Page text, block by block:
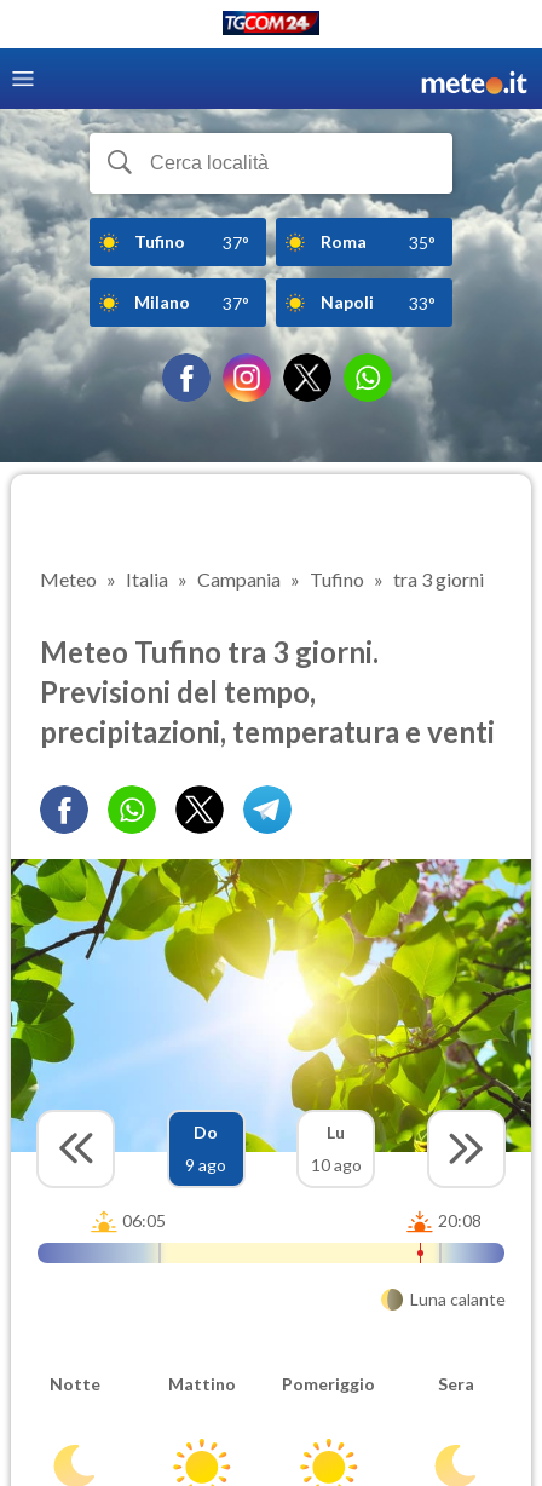
Tufino 37° Roma 35°
Milano 37° Napoli 33°
Meteo Italia Campania Tufino tra 3 giorni
Meteo Tufino tra 3 giorni.
Previsioni del tempo,
precipitazioni, temperatura e venti
Do
9 ago
Lu
10 ago
06:05 20:08
Luna calante
Notte Mattino Pomeriggio Sera